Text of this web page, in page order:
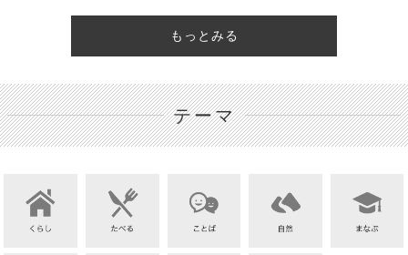
もっとみる
テーマ